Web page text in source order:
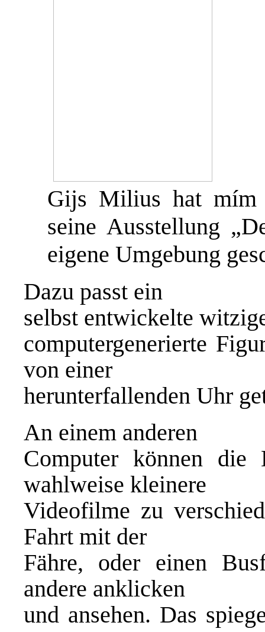
Gijs Milius hat mím
seine Ausstellung
eigene Umgebung
Dazu passt ein
selbst entwickelte
computergenerierte
von einer
herunterfallenden Uhr
An einem anderen
Computer können die
wahlweise kleinere
Videofilme zu
Fahrt mit der
Fähre, oder einen
andere anklicken
und ansehen. Das